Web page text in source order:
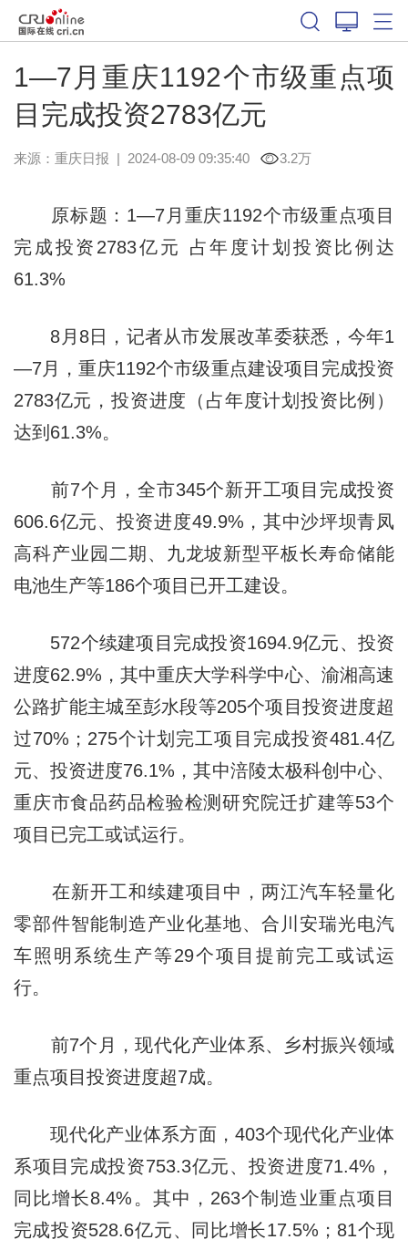
1—7月重庆1192个市级重点项
目完成投资2783亿元
来源： 重庆日报 | 2024-08-09 09:35:40 3.2万
原标题：1—7月重庆1192个市级重点项目
完成投资2783亿元 占年度计划投资比例达
61.3%
8月8日，记者从市发展改革委获悉，今年1
—7月，重庆1192个市级重点建设项目完成投资
2783亿元，投资进度（占年度计划投资比例）
达到61.3%。
前7个月，全市345个新开工项目完成投资
606.6亿元、投资进度49.9%，其中沙坪坝青凤
高科产业园二期、九龙坡新型平板长寿命储能
电池生产等186个项目已开工建设。
572个续建项目完成投资1694.9亿元、投资
进度62.9%，其中重庆大学科学中心、渝湘高速
公路扩能主城至彭水段等205个项目投资进度超
过70%；275个计划完工项目完成投资481.4亿
元、投资进度76.1%，其中涪陵太极科创中心、
重庆市食品药品检验检测研究院迁扩建等53个
项目已完工或试运行。
在新开工和续建项目中，两江汽车轻量化
零部件智能制造产业化基地、合川安瑞光电汽
车照明系统生产等29个项目提前完工或试运
行。
前7个月，现代化产业体系、乡村振兴领域
重点项目投资进度超7成。
现代化产业体系方面，403个现代化产业体
系项目完成投资753.3亿元、投资进度71.4%，
同比增长8.4%。其中，263个制造业重点项目
完成投资528.6亿元、同比增长17.5%；81个现